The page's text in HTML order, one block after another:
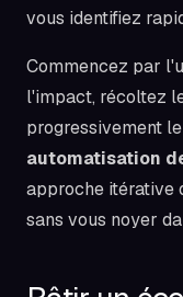
vous identifiez
Commencez par
l'impact, récoltez
progressivement
automatisation
approche itérative
sans vous noyer